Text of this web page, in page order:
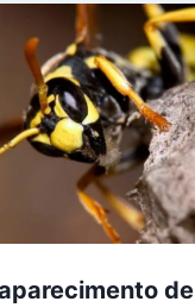
de